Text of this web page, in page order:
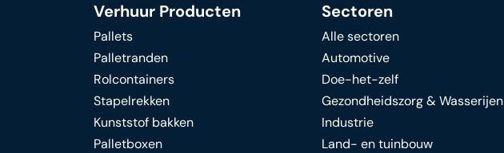
Verhuur Producten
Pallets
Palletranden
Rolcontainers
Stapelrekken
Kunststof bakken
Palletboxen
Sectoren
Alle sectoren
Automotive
Doe-het-zelf
Gezondheidszorg & Wasserijen
Industrie
Land- en tuinbouw